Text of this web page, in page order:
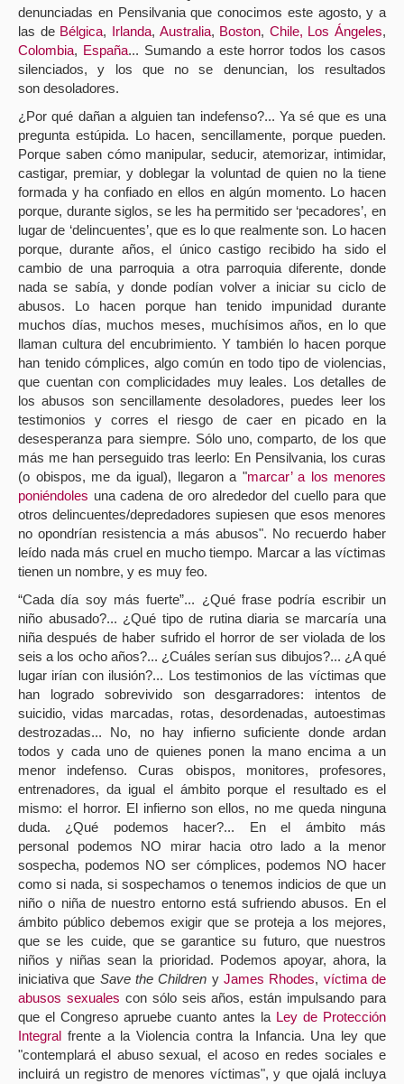
denunciadas en Pensilvania que conocimos este agosto, y a
las de Bélgica, Irlanda, Australia, Boston, Chile, Los Ángeles,
Colombia, España... Sumando a este horror todos los casos
silenciados, y los que no se denuncian, los resultados
son desoladores.
¿Por qué dañan a alguien tan indefenso?... Ya sé que es una
pregunta estúpida. Lo hacen, sencillamente, porque pueden.
Porque saben cómo manipular, seducir, atemorizar, intimidar,
castigar, premiar, y doblegar la voluntad de quien no la tiene
formada y ha confiado en ellos en algún momento. Lo hacen
porque, durante siglos, se les ha permitido ser ‘pecadores’, en
lugar de ‘delincuentes’, que es lo que realmente son. Lo hacen
porque, durante años, el único castigo recibido ha sido el
cambio de una parroquia a otra parroquia diferente, donde
nada se sabía, y donde podían volver a iniciar su ciclo de
abusos. Lo hacen porque han tenido impunidad durante
muchos días, muchos meses, muchísimos años, en lo que
llaman cultura del encubrimiento. Y también lo hacen porque
han tenido cómplices, algo común en todo tipo de violencias,
que cuentan con complicidades muy leales. Los detalles de
los abusos son sencillamente desoladores, puedes leer los
testimonios y corres el riesgo de caer en picado en la
desesperanza para siempre. Sólo uno, comparto, de los que
más me han perseguido tras leerlo: En Pensilvania, los curas
(o obispos, me da igual), llegaron a "marcar’ a los menores
poniéndoles una cadena de oro alrededor del cuello para que
otros delincuentes/depredadores supiesen que esos menores
no opondrían resistencia a más abusos". No recuerdo haber
leído nada más cruel en mucho tiempo. Marcar a las víctimas
tienen un nombre, y es muy feo.
“Cada día soy más fuerte”... ¿Qué frase podría escribir un
niño abusado?... ¿Qué tipo de rutina diaria se marcaría una
niña después de haber sufrido el horror de ser violada de los
seis a los ocho años?... ¿Cuáles serían sus dibujos?... ¿A qué
lugar irían con ilusión?... Los testimonios de las víctimas que
han logrado sobrevivido son desgarradores: intentos de
suicidio, vidas marcadas, rotas, desordenadas, autoestimas
destrozadas...
No, no hay infierno suficiente donde ardan
todos y cada uno de quienes ponen la mano encima a un
menor indefenso.
Curas obispos, monitores, profesores,
entrenadores, da igual el ámbito porque el resultado es el
mismo: el horror. El infierno son ellos, no me queda ninguna
duda. ¿Qué podemos hacer?... En el ámbito más
personal podemos NO mirar hacia otro lado a la menor
sospecha, podemos NO ser cómplices, podemos NO hacer
como si nada, si sospechamos o tenemos indicios de que un
niño o niña de nuestro entorno está sufriendo abusos. En el
ámbito público debemos exigir que se proteja a los mejores,
que se les cuide, que se garantice su futuro, que nuestros
niños y niñas sean la prioridad. Podemos apoyar, ahora, la
iniciativa que Save the Children yJames Rhodes, víctima de
abusos sexuales con sólo seis años, están impulsando para
que el Congreso apruebe cuanto antes la Ley de Protección
Integral frente a la Violencia contra la Infancia. Una ley que
"contemplará el abuso sexual, el acoso en redes sociales e
incluirá un registro de menores víctimas", y que ojalá incluya